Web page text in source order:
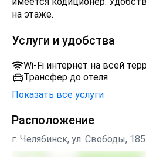
на этаже.
Услуги и удобства
Wi-Fi интернет на всей
Трансфер до отеля
Показать все услуги
Расположение
г. Челябинск, ул. Свободы, 185